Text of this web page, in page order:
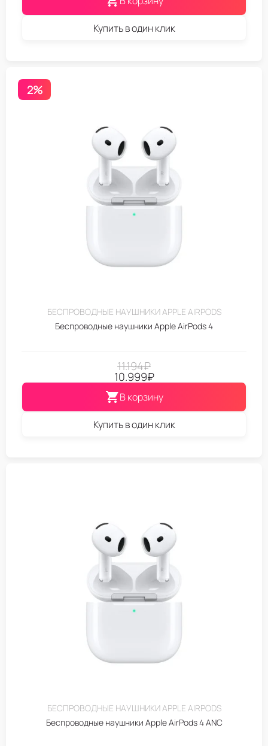
Купить в один клик
2%
БЕСПРОВОДНЫЕ НАУШНИКИ APPLE AIRPODS
Беспроводные наушники Apple AirPods 4
11.194₽
10.999₽
В корзину
Купить в один клик
БЕСПРОВОДНЫЕ НАУШНИКИ APPLE AIRPODS
Беспроводные наушники Apple AirPods 4 ANC